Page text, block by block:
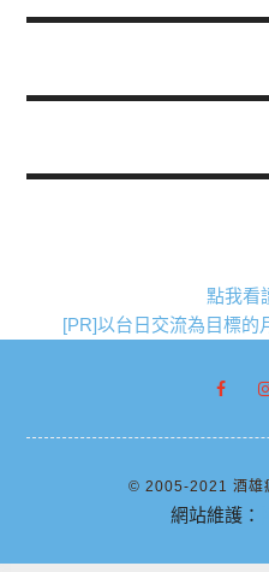
點我看
[PR]以台日交流為目標的
© 2005-2021 酒雄
網站維護：